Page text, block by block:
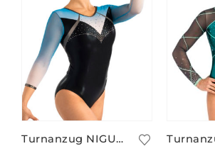
Turnanzug NIGUE/7 – 3/4-Arm